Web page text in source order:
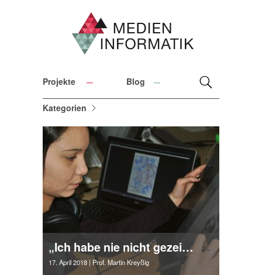
Projekte Blog
Kategorien
„Ich habe nie nicht gezeichnet“
17. April 2018 | Prof. Martin Kreyßig